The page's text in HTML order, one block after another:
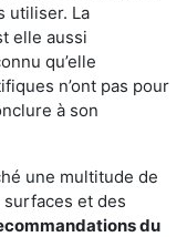
utiliser. La
elle aussi
qu’elle
n’ont pas pour
à son
une multitude de
et des
du